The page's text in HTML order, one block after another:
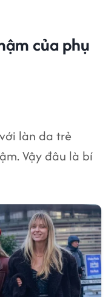
của phụ
làn da trẻ
Vậy đâu là bí